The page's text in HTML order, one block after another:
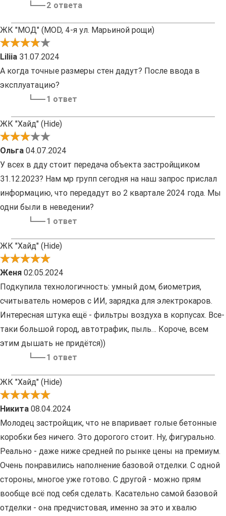
2 ответа
ЖК "МОД" (MOD, 4-я ул. Марьиной рощи)
Liliia 31.07.2024
А когда точные размеры стен дадут? После ввода в
эксплуатацию?
1 ответ
ЖК "Хайд" (Hide)
Ольга 04.07.2024
У всех в дду стоит передача объекта застройщиком
31.12.2023? Нам мр групп сегодня на наш запрос прислал
информацию, что передадут во 2 квартале 2024 года. Мы
одни были в неведении?
1 ответ
ЖК "Хайд" (Hide)
Женя 02.05.2024
Подкупила технологичность: умный дом, биометрия,
считыватель номеров с ИИ, зарядка для электрокаров.
Интересная штука ещё - фильтры воздуха в корпусах. Все-
таки большой город, автотрафик, пыль… Короче, всем
этим дышать не придётся))
1 ответ
ЖК "Хайд" (Hide)
Никита 08.04.2024
Молодец застройщик, что не впаривает голые бетонные
коробки без ничего. Это дорогого стоит. Ну, фигурально.
Реально - даже ниже средней по рынке цены на премиум.
Очень понравились наполнение базовой отделки. С одной
стороны, многое уже готово. С другой - можно прям
вообще всё под себя сделать. Касательно самой базовой
отделки - она предчистовая, именно за это и хвалю